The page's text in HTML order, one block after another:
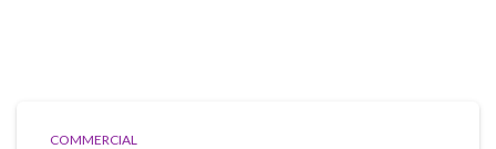
COMMERCIAL